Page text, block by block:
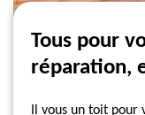
Tous pour
réparation,
Il vous un toit